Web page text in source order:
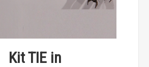
Kit TIE in